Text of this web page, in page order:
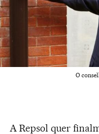
O
A Repsol quer